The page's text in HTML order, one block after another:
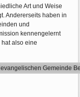
Art und Weise
Andererseits haben in
und
kennengelernt
also eine
Gemeinde